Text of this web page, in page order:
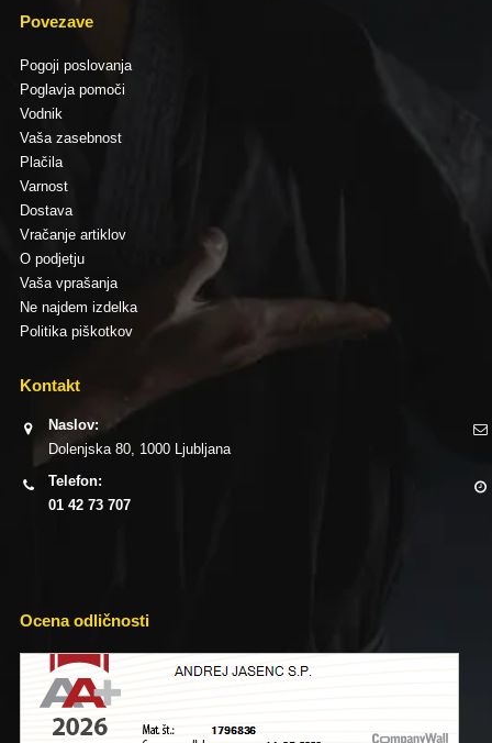
Povezave
Pogoji poslovanja
Poglavja pomoči
Vodnik
Vaša zasebnost
Plačila
Varnost
Dostava
Vračanje artiklov
O podjetju
Vaša vprašanja
Ne najdem izdelka
Politika piškotkov
Kontakt
Naslov:
Dolenjska 80, 1000 Ljubljana
Telefon:
01 42 73 707
Ocena odličnosti